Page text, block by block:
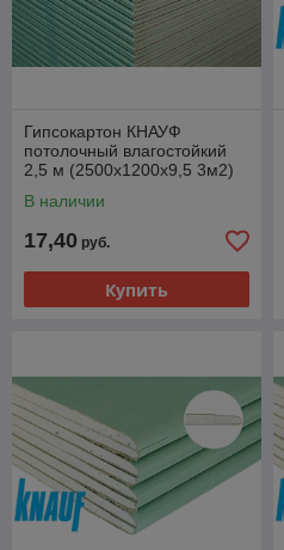
Гипсокартон КНАУФ
потолочный влагостойкий
2,5 м (2500х1200х9,5 3м2)
В наличии
17,40 руб.
Купить